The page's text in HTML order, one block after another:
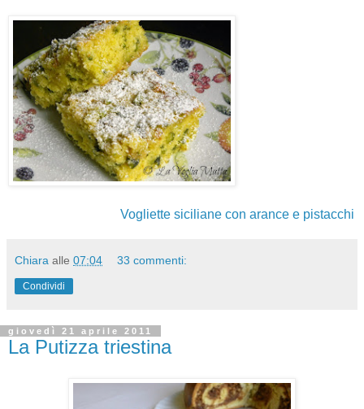
Vogliette siciliane con arance e pistacchi
Chiara alle 07:04 33 commenti:
Condividi
giovedì 21 aprile 2011
La Putizza triestina